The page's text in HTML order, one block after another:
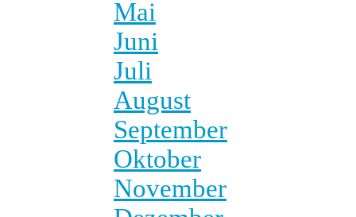
Mai
Juni
Juli
August
September
Oktober
November